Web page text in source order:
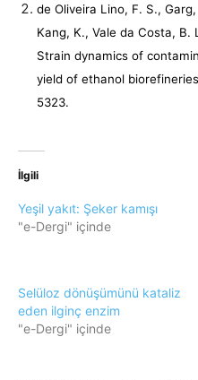
de Oliveira Lino, F. S.,
Kang, K., Vale da Costa,
Strain dynamics of
yield of ethanol
5323.
İlgili
Yeşil yakıt: Şeker kamışı
"e-Dergi" içinde
Selüloz dönüşümünü kataliz
eden ilginç enzim
"e-Dergi" içinde